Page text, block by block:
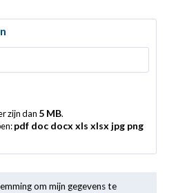
zijn dan 5 MB.
pdf doc docx xls xlsx jpg png
om mijn gegevens te